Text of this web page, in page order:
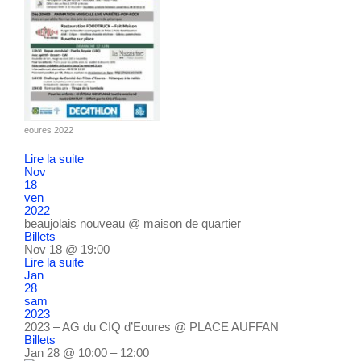
eoures 2022
Lire la suite
Nov
18
ven
2022
beaujolais nouveau @ maison de quartier
Billets
Nov 18 @ 19:00
Lire la suite
Jan
28
sam
2023
2023 – AG du CIQ d’Eoures @ PLACE AUFFAN
Billets
Jan 28 @ 10:00 – 12:00